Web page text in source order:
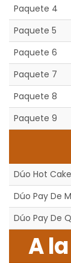
Paquete 4
Paquete 5
Paquete 6
Paquete 7
Paquete 8
Paquete 9
Dúo Hot
Dúo Pay De
Dúo Pay De
A